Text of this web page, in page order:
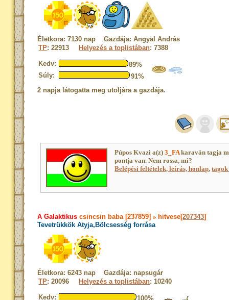
Életkora: 7130 nap Gazdája: Angyal András
TP: 22913 Helyezés a toplistában: 7388
Kedv:
89%
Súly:
91%
2 napja látogatta meg utoljára a gazdája.
Púpos Kvazi a(z)3_FAkaraván tagja
pontja van. Nem rossz, mi?
Belépési feltételek, leírás, honlap,
A Galaktikus csincsin baba [237859]» hitvese[207343]
Tevetrükkök Atyja,Bölcsesség forrása
Életkora: 6243 nap Gazdája: napsugár
TP: 20096 Helyezés a toplistában: 10240
Kedv:
100%